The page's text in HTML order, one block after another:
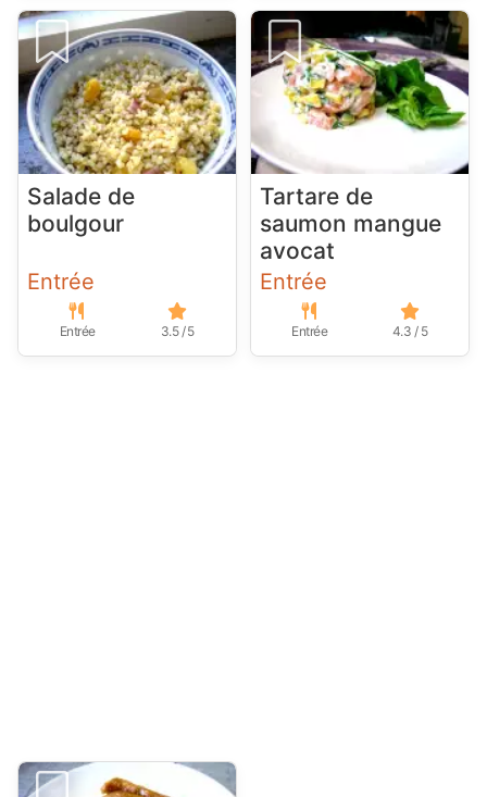
Salade de
boulgour
Entrée
Entrée 3.5 / 5
Tartare de
saumon mangue
avocat
Entrée
Entrée 4.3 / 5